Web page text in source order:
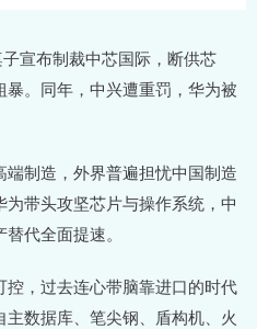
宣布制裁中芯国际，断供芯
。同年，中兴遭重罚，华为被
制造，外界普遍担忧中国制造
带头攻坚芯片与操作系统，中
代全面提速。
，过去连心带脑靠进口的时代
数据库、笔尖钢、盾构机、火